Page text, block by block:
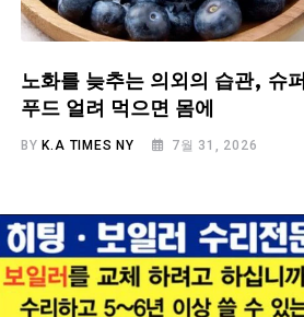
노화를 늦추는 의외의 습관, 슈퍼
푸드 얼려 먹으면 몸에
BYK.A TIMES NY 7월 31, 2026